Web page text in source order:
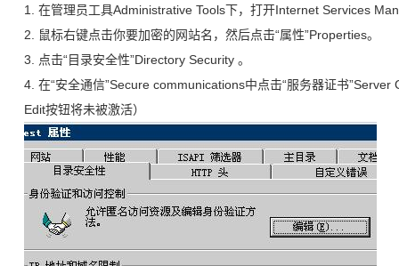
1. 在管理员工具Administrative Tools下，打开Internet Services
2. 鼠标右键点击你要加密的网站名，然后点击“属性”Properties。
3. 点击“目录安全性”Directory Security 。
4. 在“安全通信”Secure communications中点击“服务器证书
Edit按钮将未被激活）